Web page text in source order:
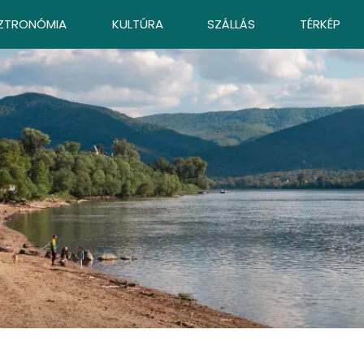
KULTÚRA SZÁLLÁS TÉRKÉP